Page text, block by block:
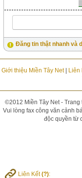
Đăng tin thật nhanh và
Giới thiệu Miền Tây Net| Liên
©2012 Miền Tây Net -
Vui lòng fax công văn cảnh
độc quyền từ
Liên Kết(?):